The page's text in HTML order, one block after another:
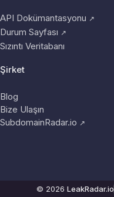
API Dokümantasyonu ↗
Durum Sayfası ↗
Sızıntı Veritabanı
Şirket
Blog
Bize Ulaşın
SubdomainRadar.io ↗
© 2026 LeakRadar.io